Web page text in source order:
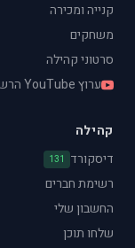
קנייה ומכירה
משחקים
סרטוני קהילה
ערוץ YouTube הרשמי
קהילה
דיסקורד
131
רשימת חברים
החשבון שלי
שלחו תוכן